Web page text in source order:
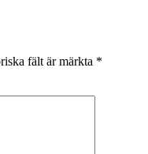
fält är märkta *